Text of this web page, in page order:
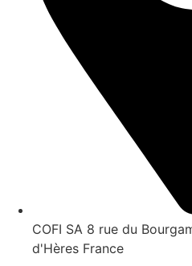
COFI SA 8 rue du
d'Hères France